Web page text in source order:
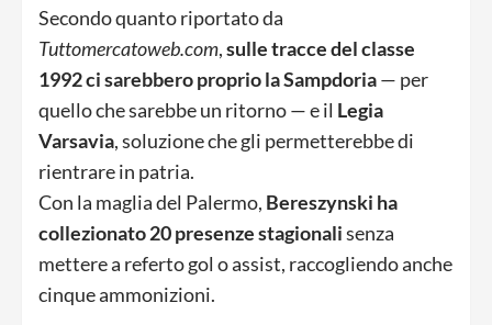
Secondo quanto riportato da
Tuttomercatoweb.com,sulle tracce del classe
1992 ci sarebbero proprio la Sampdoria— per
quello che sarebbe un ritorno — e il Legia
Varsavia, soluzione che gli permetterebbe di
rientrare in patria.
Con la maglia del Palermo, Bereszynski ha
collezionato 20 presenze stagionalisenza
mettere a referto gol o assist, raccogliendo anche
cinque ammonizioni.